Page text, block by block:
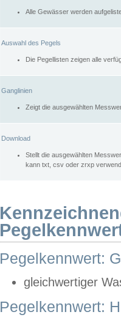
Alle Gewässer werden
Auswahl des Pegels
Die Pegellisten zeigen alle
Ganglinien
Zeigt die ausgewählten
Download
Stellt die ausgewählten
kann txt, csv oder zrxp
Pegelkennwert:
gleichwertiger
Pegelkennwert: